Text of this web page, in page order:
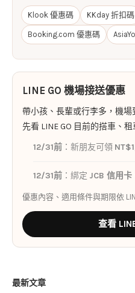
Klook 優惠碼 KKday 折扣碼
Booking.com 優惠碼
LINE GO 機場接送優惠
帶小孩、長輩或行李多，機
先看 LINE GO 目前的搭車、
12/31前 ：新朋友可領
12/31前 ：綁定 JCB 信用卡
優惠內容、適用條件與期限依
查看
最新文章